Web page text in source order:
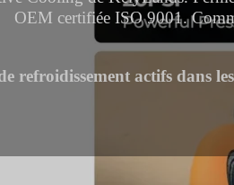
OEM certifiée ISO 9001.
refroidissement actifs dans